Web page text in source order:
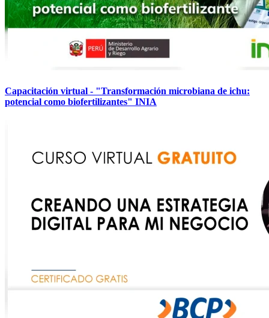
Capacitación virtual - "Transformación microbiana de ichu:
potencial como biofertilizantes" INIA